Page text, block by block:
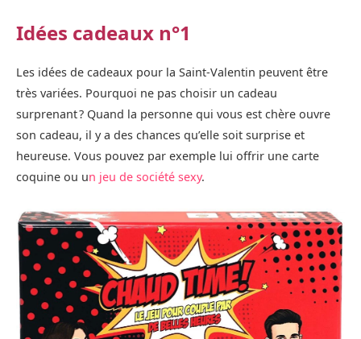
Idées cadeaux n°1
Les idées de cadeaux pour la Saint-Valentin peuvent être
très variées. Pourquoi ne pas choisir un cadeau
surprenant ? Quand la personne qui vous est chère ouvre
son cadeau, il y a des chances qu’elle soit surprise et
heureuse. Vous pouvez par exemple lui offrir une carte
coquine ou un jeu de société sexy.